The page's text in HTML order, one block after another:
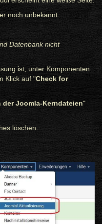
noch unbekannt.
Datenbank nicht
ist, unter Komponenten
Klick auf "Check for
Joomla-Kerndateien"
löschen.